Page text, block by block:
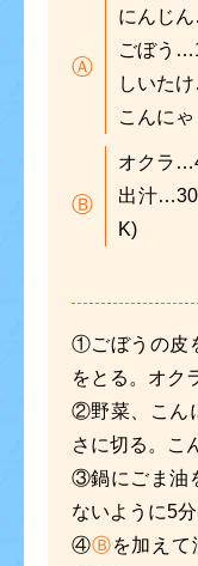
Ⓐ
にんじん
ごぼう
しいたけ
こんにゃ
Ⓑ
オクラ
出汁
K)
①ごぼうの皮
をとる。オク
②野菜、こん
さに切る。こ
③鍋にごま油
ないように5分
④Ⓑを加え